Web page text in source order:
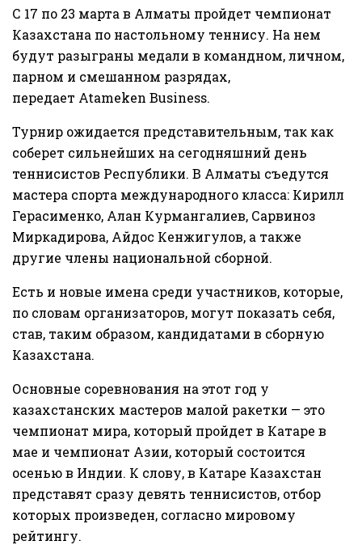
С 17 по 23 марта в Алматы пройдет чемпионат
Казахстана по настольному теннису. На нем
будут разыграны медали в командном, личном,
парном и смешанном разрядах,
передает Atameken Business.
Турнир ожидается представительным, так как
соберет сильнейших на сегодняшний день
теннисистов Республики. В Алматы съедутся
мастера спорта международного класса: Кирилл
Герасименко, Алан Курмангалиев, Сарвиноз
Миркадирова, Айдос Кенжигулов, а также
другие члены национальной сборной.
Есть и новые имена среди участников, которые,
по словам организаторов, могут показать себя,
став, таким образом, кандидатами в сборную
Казахстана.
Основные соревнования на этот год у
казахстанских мастеров малой ракетки — это
чемпионат мира, который пройдет в Катаре в
мае и чемпионат Азии, который состоится
осенью в Индии. К слову, в Катаре Казахстан
представят сразу девять теннисистов, отбор
которых произведен, согласно мировому
рейтингу.